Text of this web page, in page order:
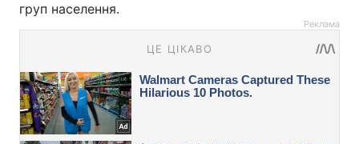
груп населення.
Реклама